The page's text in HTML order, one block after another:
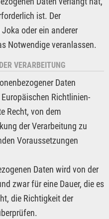
ist. Der
oder ein anderer
Notwendige veranlassen.
VERARBEITUNG
Daten
Richtlinien-
Recht, von dem
der Verarbeitung zu
Voraussetzungen
Daten wird von der
zwar für eine Dauer, die es
die Richtigkeit der